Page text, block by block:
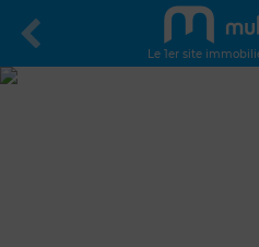
Le 1er site